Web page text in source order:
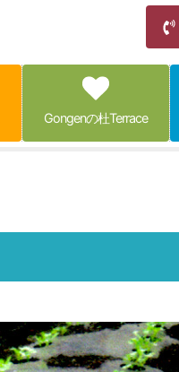
Gongenの杜Terrace